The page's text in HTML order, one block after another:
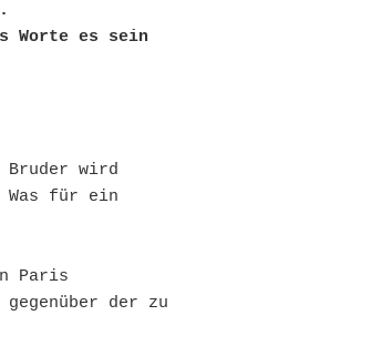
Worte es sein
Bruder wird
für ein
Paris
der zu